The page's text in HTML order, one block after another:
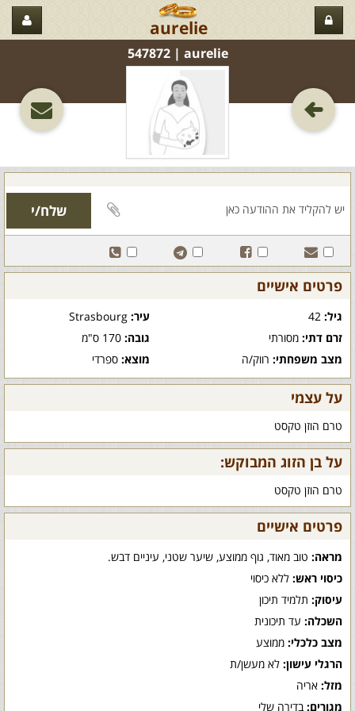
aurelie
aurelie‏ | 547872
פרטים אישיים
גיל: עיר:Strasbourg
זרם דתי: מסורתי גובה:170 ס"מ
מצב משפחתי: רווק/ה מוצא:ספרדי
על עצמי
טרם הוזן טקסט
על בן הזוג המבוקש:
טרם הוזן טקסט
פרטים אישיים
מראה: טוב מאוד, גוף ממוצע, שיער שטני, עיניים דבש.
כיסוי ראש: ללא כיסוי
עיסוק: תלמיד תיכון
השכלה: עד תיכונית
מצב כלכלי: ממוצע
הרגלי עישון: לא מעשן/ת
מזל: אריה
מגורים: בדירה שלי